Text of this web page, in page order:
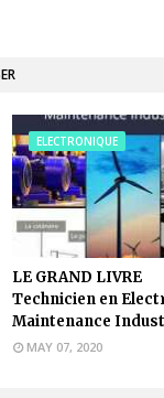
ELECTRONIQUE
LE GRAND LIVRE
Technicien en
Maintenance
MAY 07, 2020